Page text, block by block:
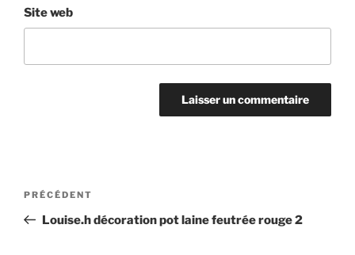
Site web
Navigation
l’article
Article
précédent
PRÉCÉDENT
Louise.h décoration pot laine feutrée rouge 2